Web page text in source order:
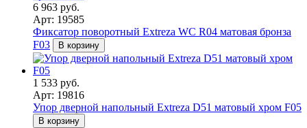
6 963 руб.
Арт: 19585
Фиксатор поворотный Extreza WC R04 матовая бронза
F03
В корзину
1 533 руб.
Арт: 19816
Упор дверной напольный Extreza D51 матовый хром F05
В корзину